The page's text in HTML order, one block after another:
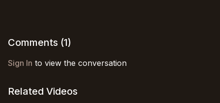
Comments (1)
Sign In to view the conversation
Related Videos